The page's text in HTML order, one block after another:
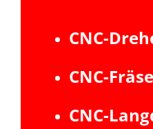
CNC-
CNC-
CNC-